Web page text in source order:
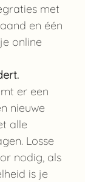
met
en één
online
er een
nieuwe
alle
Losse
nodig, als
is je